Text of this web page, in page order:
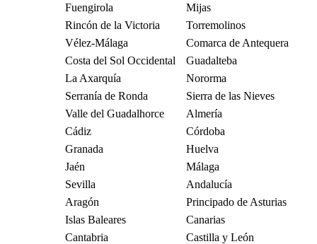
Fuengirola
Mijas
Rincón de la Victoria
Torremolinos
Vélez-Málaga
Comarca de Antequera
Costa del Sol Occidental
Guadalteba
La Axarquía
Nororma
Serranía de Ronda
Sierra de las Nieves
Valle del Guadalhorce
Almería
Cádiz
Córdoba
Granada
Huelva
Jaén
Málaga
Sevilla
Andalucía
Aragón
Principado de Asturias
Islas Baleares
Canarias
Cantabria
Castilla y León